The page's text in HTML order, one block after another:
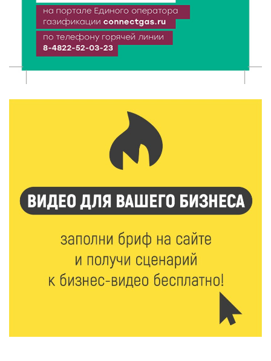
6 Авг 2026 16:08 519
Виталий Королев наградил строителей и
анонсировал новые проекты
6 Авг 2026 16:02 232
Калининские футболисты представят Тверскую
область на всероссийском марафоне «Земля
6 Авг 2026 15:48 581
Голубев проверил школы и детсады Зубцова к 1
6 Авг 2026 15:01 325
От Твери до Москвы: выставка художника
Владимира Васильева о героях СВО проходит в РГБ